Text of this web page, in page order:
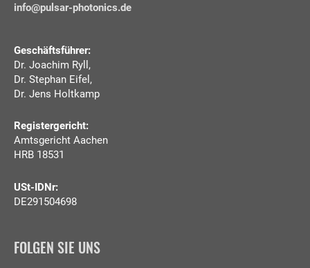
info@pulsar-photonics.de
Geschäftsführer:
Dr. Joachim Ryll,
Dr. Stephan Eifel,
Dr. Jens Holtkamp
Registergericht:
Amtsgericht Aachen
HRB 18531
USt-IDNr:
DE291504698
FOLGEN SIE UNS